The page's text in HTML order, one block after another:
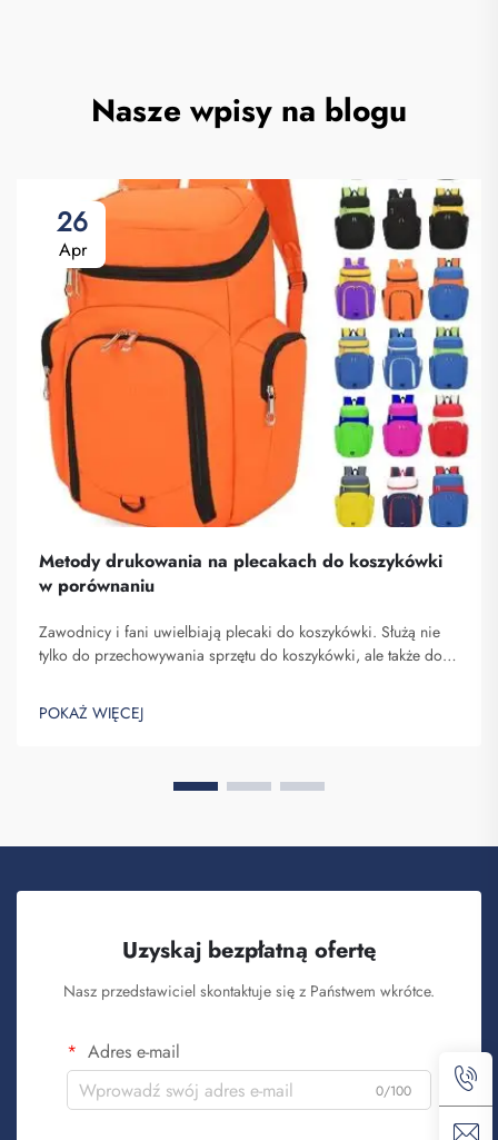
Nasze wpisy na blogu
26
Apr
Metody drukowania na plecakach do koszykówki
w porównaniu
Zawodnicy i fani uwielbiają plecaki do koszykówki. Służą nie
tylko do przechowywania sprzętu do koszykówki, ale także do
Saipulang Trading rozumiemy potrzebę atrakcyjnego i
wytrzymałego plecaka. Kluczowe...
POKAŻ WIĘCEJ
Uzyskaj bezpłatną ofertę
Nasz przedstawiciel skontaktuje się z Państwem wkrótce.
Adres e-mail
0/100